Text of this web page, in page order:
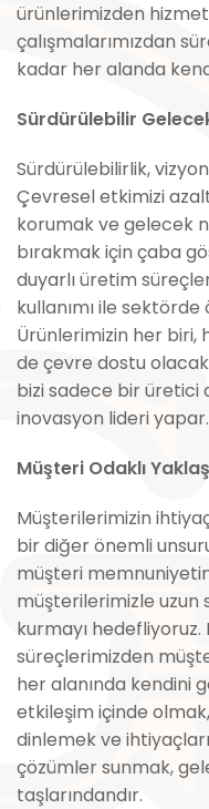
ürünlerimizden hizmet
çalışmalarımızdan
kadar her alanda
Sürdürülebilir
Sürdürülebilirlik,
Çevresel etkimizi
korumak ve gelecek
bırakmak için çaba
duyarlı üretim
kullanımı ile
Ürünlerimizin her
de çevre dostu
bizi sadece bir üretici
inovasyon lideri yapar.
Müşteri Odaklı
Müşterilerimizin
bir diğer önemli
müşteri
müşterilerimizle uzun
kurmayı hedefliyoruz.
süreçlerimizden
her alanında kendini
etkileşim içinde
dinlemek ve
çözümler sunmak,
taşlarındandır.